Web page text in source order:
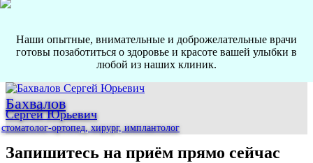
Наши опытные, внимательные и доброжелательные врачи
готовы позаботиться о здоровье и красоте вашей улыбки в
любой из наших клиник.
Бахвалов
Сергей Юрьевич
стоматолог-ортопед, хирург, имплантолог
Запишитесь на приём прямо сейчас